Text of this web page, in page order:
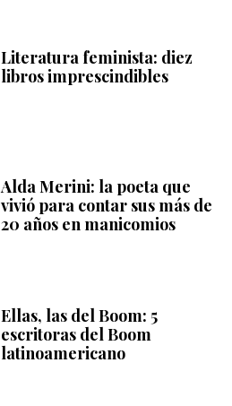
Literatura feminista: diez
libros imprescindibles
Alda Merini: la poeta que
vivió para contar sus más de
20 años en manicomios
Ellas, las del Boom: 5
escritoras del Boom
latinoamericano